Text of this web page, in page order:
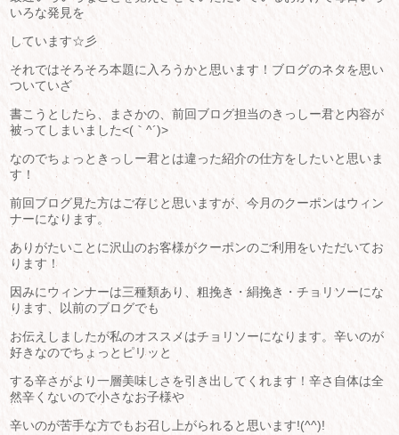
いろな発見を
しています☆彡
それではそろそろ本題に入ろうかと思います！ブログのネタを思い
ついていざ
書こうとしたら、まさかの、前回ブログ担当のきっしー君と内容が
被ってしまいました<(｀^´)>
なのでちょっときっしー君とは違った紹介の仕方をしたいと思いま
す！
前回ブログ見た方はご存じと思いますが、今月のクーポンはウィン
ナーになります。
ありがたいことに沢山のお客様がクーポンのご利用をいただいてお
ります！
因みにウィンナーは三種類あり、粗挽き・絹挽き・チョリソーにな
ります、以前のブログでも
お伝えしましたが私のオススメはチョリソーになります。辛いのが
好きなのでちょっとピリッと
する辛さがより一層美味しさを引き出してくれます！辛さ自体は全
然辛くないので小さなお子様や
辛いのが苦手な方でもお召し上がられると思います!(^^)!